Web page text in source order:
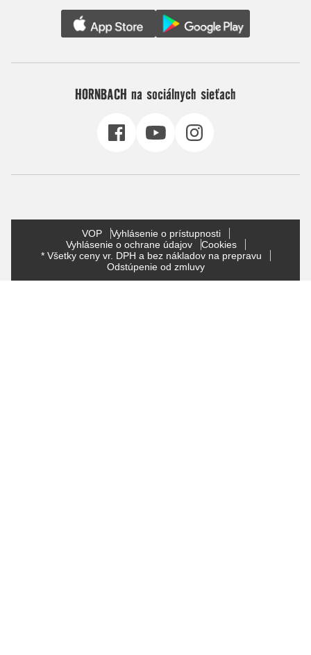
HORNBACH na sociálnych sieťach
VOP
Vyhlásenie o prístupnosti
Vyhlásenie o ochrane údajov
Cookies
* Všetky ceny vr. DPH a bez nákladov na prepravu
Odstúpenie od zmluvy